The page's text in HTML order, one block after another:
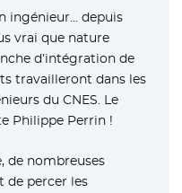
ingénieur… depuis
vrai que nature
d’intégration de
travailleront dans les
du CNES. Le
Philippe Perrin !
de nombreuses
de percer les